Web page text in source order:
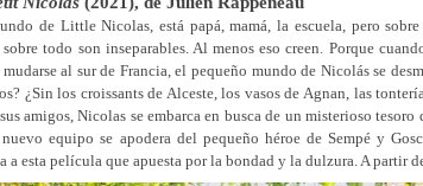
de Little Nicolas, está papá, mamá, la escuela, pero
todo son inseparables. Al menos eso creen. Porque
al sur de Francia, el pequeño mundo de Nicolás se
¿Sin los croissants de Alceste, los vasos de Agnan, las
amigos, Nicolas se embarca en busca de un misterioso
equipo se apodera del pequeño héroe de Sempé y
a esta película que apuesta por la bondad y la dulzura. A partir